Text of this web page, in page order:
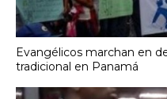
Evangélicos marchan en
tradicional en Panamá